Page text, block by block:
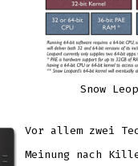
Snow
Vor allem zwei
Meinung nach